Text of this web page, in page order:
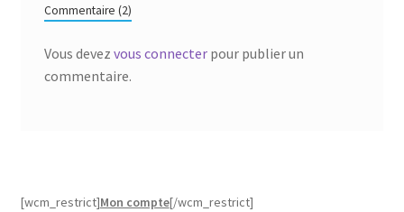
Commentaire (2)
Vous devez vous connecterpour publier un
commentaire.
[wcm_restrict]Mon compte[/wcm_restrict]